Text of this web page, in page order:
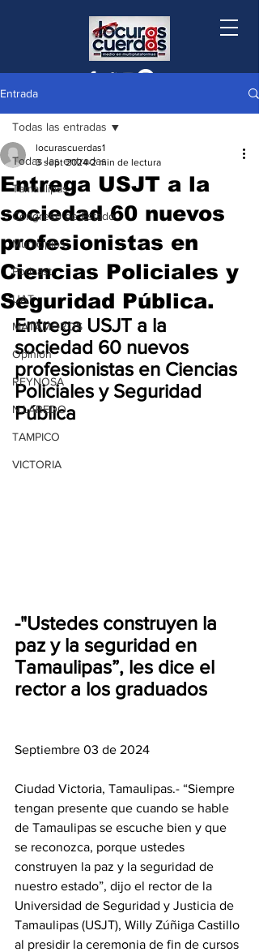
Entrada
Todas las entradas
Tamaulipas
Congreso de Estado
Municipios
Podcast
UAT
MATAMOROS
Opinión
REYNOSA
N.LAREDO
TAMPICO
VICTORIA
Todas las entradas
Entrega USJT a la
sociedad 60 nuevos
profesionistas en
Ciencias Policiales y
Seguridad Pública.
locurascuerdas1
3 sept 2024 2 min de lectura
Entrega USJT a la
sociedad 60 nuevos
profesionistas en Ciencias
Policiales y Seguridad
Pública
-"Ustedes construyen la
paz y la seguridad en
Tamaulipas”, les dice el
rector a los graduados
Septiembre 03 de 2024
Ciudad Victoria, Tamaulipas.- “Siempre
tengan presente que cuando se hable
de Tamaulipas se escuche bien y que
se reconozca, porque ustedes
construyen la paz y la seguridad de
nuestro estado”, dijo el rector de la
Universidad de Seguridad y Justicia de
Tamaulipas (USJT), Willy Zúñiga Castillo
al presidir la ceremonia de fin de cursos